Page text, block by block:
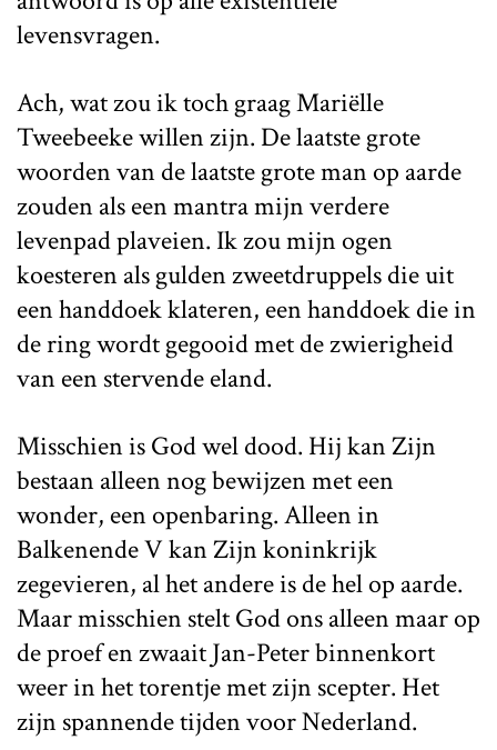
levensvragen.
Ach, wat zou ik toch graag Mariëlle
Tweebeeke willen zijn. De laatste grote
woorden van de laatste grote man op aarde
zouden als een mantra mijn verdere
levenpad plaveien. Ik zou mijn ogen
koesteren als gulden zweetdruppels die uit
een handdoek klateren, een handdoek die in
de ring wordt gegooid met de zwierigheid
van een stervende eland.
Misschien is God wel dood. Hij kan Zijn
bestaan alleen nog bewijzen met een
wonder, een openbaring. Alleen in
Balkenende V kan Zijn koninkrijk
zegevieren, al het andere is de hel op aarde.
Maar misschien stelt God ons alleen maar op
de proef en zwaait Jan-Peter binnenkort
weer in het torentje met zijn scepter. Het
zijn spannende tijden voor Nederland.